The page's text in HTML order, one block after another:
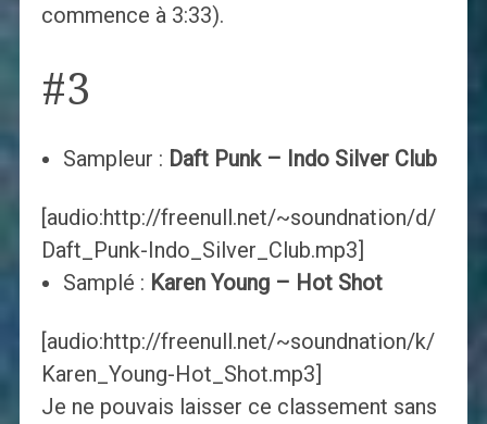
commence à 3:33).
#3
Sampleur : Daft Punk – Indo Silver Club
[audio:http://freenull.net/~soundnation/d/
Daft_Punk-Indo_Silver_Club.mp3]
Samplé : Karen Young – Hot Shot
[audio:http://freenull.net/~soundnation/k/
Karen_Young-Hot_Shot.mp3]
Je ne pouvais laisser ce classement sans